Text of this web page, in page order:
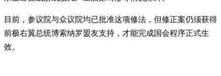
目前，参议院与众议院均已批准这项修法，但修正案仍须获得
前极右翼总统博索纳罗盟友支持，才能完成国会程序正式生
效。